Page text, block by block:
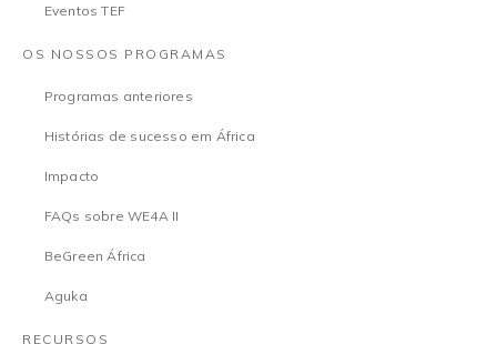
Eventos TEF
OS NOSSOS PROGRAMAS
Programas anteriores
Histórias de sucesso em África
Impacto
FAQs sobre WE4A II
BeGreen África
Aguka
RECURSOS